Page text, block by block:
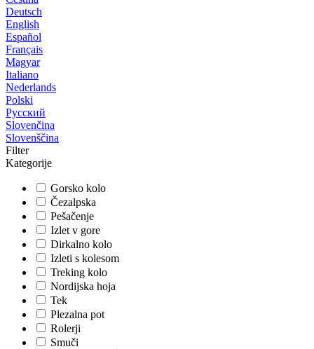
Deutsch
English
Español
Français
Magyar
Italiano
Nederlands
Polski
Русский
Slovenčina
Slovenščina
Filter
Kategorije
Gorsko kolo
Čezalpska
Pešačenje
Izlet v gore
Dirkalno kolo
Izleti s kolesom
Treking kolo
Nordijska hoja
Tek
Plezalna pot
Rolerji
Smuči